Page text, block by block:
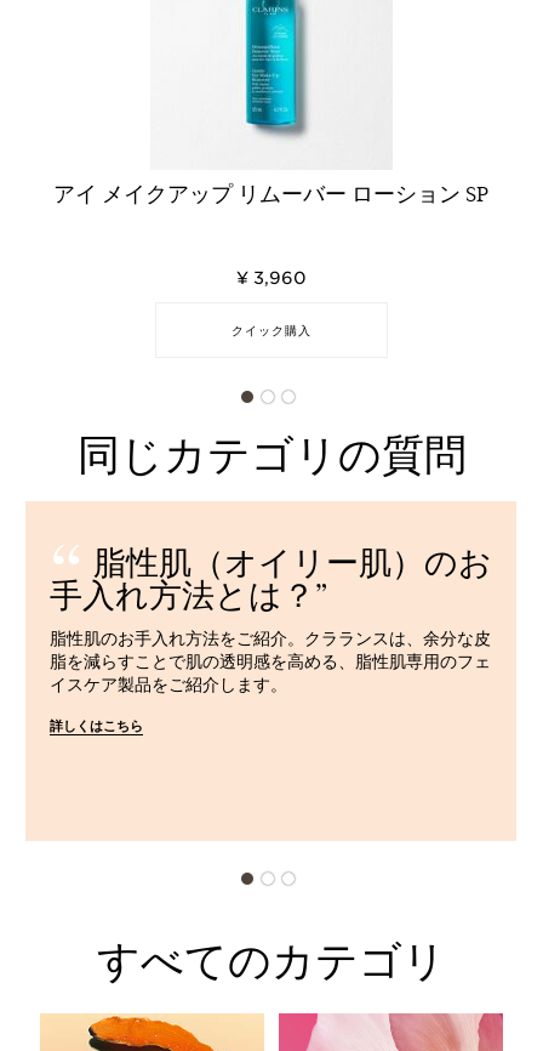
アイ メイクアップ リムーバー ローション SP
¥ 3,960
クイック購入
同じカテゴリの質問
脂性肌（オイリー肌）のお
手入れ方法とは？
脂性肌のお手入れ方法をご紹介。クラランスは、余分な皮
脂を減らすことで肌の透明感を高める、脂性肌専用のフェ
イスケア製品をご紹介します。
詳しくはこちら
すべてのカテゴリ